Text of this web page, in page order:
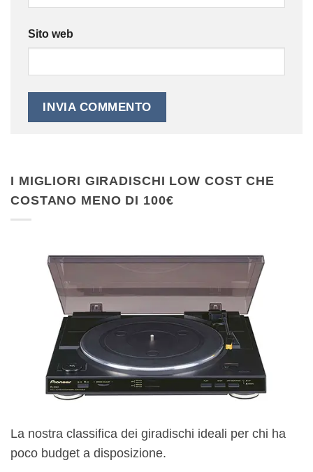
Sito web
I MIGLIORI GIRADISCHI LOW COST CHE
COSTANO MENO DI 100€
La nostra classifica dei giradischi ideali per chi ha
poco budget a disposizione.